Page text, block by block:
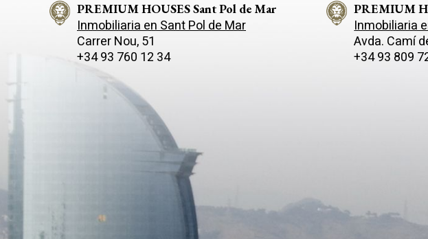
PREMIUM HOUSES Sant Pol de Mar
Inmobiliaria en Sant Pol de Mar
Carrer Nou, 51
+34 93 760 12 34
PREMIUM
Inmobiliaria
Avda. Camí­
+34 93 809